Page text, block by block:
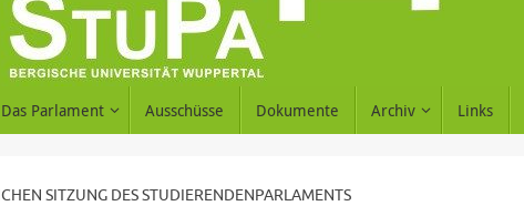
Das Parlament Ausschüsse Dokumente Archiv Links
SITZUNG DES STUDIERENDENPARLAMENTS